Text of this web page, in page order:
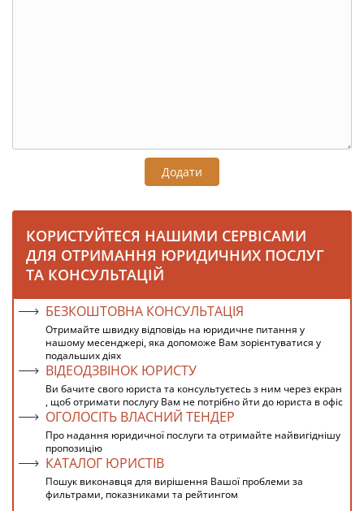
Додати
КОРИСТУЙТЕСЯ НАШИМИ СЕРВІСАМИ
ДЛЯ ОТРИМАННЯ ЮРИДИЧНИХ ПОСЛУГ
ТА КОНСУЛЬТАЦІЙ
БЕЗКОШТОВНА КОНСУЛЬТАЦІЯ
Отримайте швидку відповідь на юридичне питання у
нашому месенджері, яка допоможе Вам зорієнтуватися у
подальших діях
ВІДЕОДЗВІНОК ЮРИСТУ
Ви бачите свого юриста та консультуєтесь з ним через екран
, щоб отримати послугу Вам не потрібно йти до юриста в офіс
ОГОЛОСІТЬ ВЛАСНИЙ ТЕНДЕР
Про надання юридичної послуги та отримайте найвигіднішу
пропозицію
КАТАЛОГ ЮРИСТІВ
Пошук виконавця для вирішення Вашої проблеми за
фильтрами, показниками та рейтингом